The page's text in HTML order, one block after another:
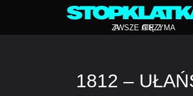
ZAWSZE CIĘ Z
ATRZYMA
1812 –